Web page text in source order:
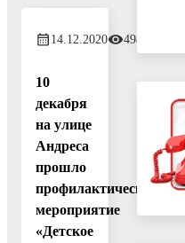
14.12.2020 498
10
декабря
на улице
Андреса
прошло
профилактическое
мероприятие
«Детское